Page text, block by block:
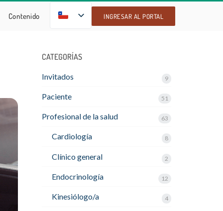
Contenido INGRESAR AL PORTAL
CATEGORÍAS
Invitados 9
Paciente 51
Profesional de la salud 63
Cardiología 8
Clínico general 2
Endocrinología 12
Kinesiólogo/a 4